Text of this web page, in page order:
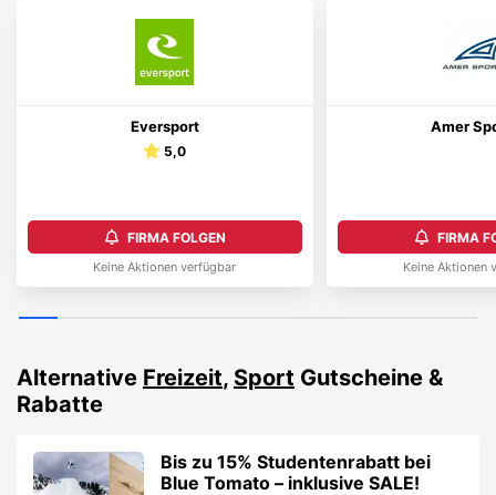
Eversport
5,0
FIRMA FOLGEN
Keine Aktionen verfügbar
Amer
FIRMA
Keine Aktionen
Alternative Freizeit, Sport Gutscheine &
Rabatte
Bis zu 15% Studentenrabatt bei
Blue Tomato – inklusive SALE!